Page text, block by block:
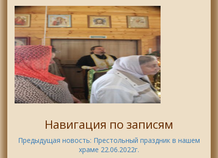
Навигация по записям
Предыдущая новость: Престольный праздник в нашем
храме 22.06.2022г.